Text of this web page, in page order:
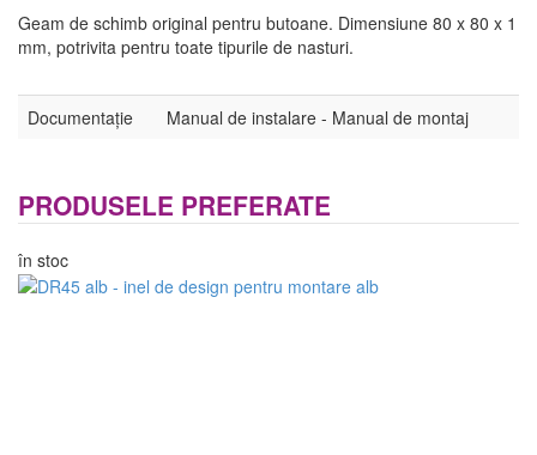
Geam de schimb original pentru butoane. Dimensiune 80 x 80 x 1
mm, potrivita pentru toate tipurile de nasturi.
Documentație Manual de instalare - Manual de montaj
PRODUSELE PREFERATE
în stoc